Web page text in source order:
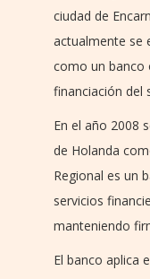
ciudad de
actualmente se
como un banco
financiación del
En el año 2008
de Holanda
Regional es un
servicios
manteniendo
El banco aplica